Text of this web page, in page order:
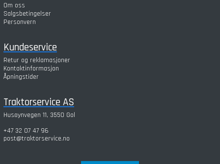
Om oss
Salgsbetingelser
Personvern
Kundeservice
Retur og reklamasjoner
Kontaktinformasjon
Åpningstider
Traktorservice AS
Husøynvegen 11, 3550 Gol
+47 32 07 47 96
post@traktorservice.no